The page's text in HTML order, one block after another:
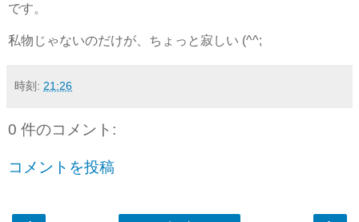
です。
私物じゃないのだけが、ちょっと寂しい (^^;
時刻: 21:26
0 件のコメント:
コメントを投稿